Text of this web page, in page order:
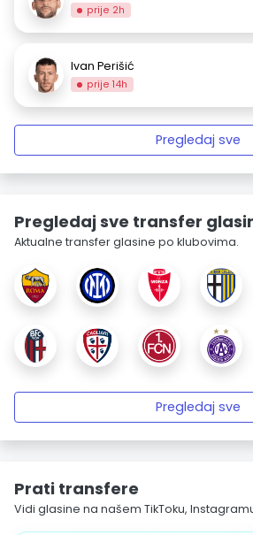
prije 2h
Ivan Perišić
prije 14h
Pregledaj sve
Pregledaj sve transfer
Aktualne transfer glasine po klubovima.
Pregledaj sve
Prati transfere
Vidi glasine na našem TikToku,